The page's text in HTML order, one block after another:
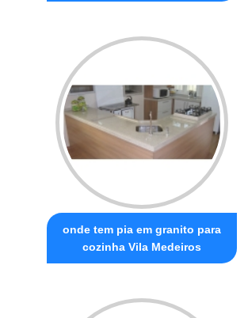
onde tem pia em granito para
cozinha Vila Medeiros